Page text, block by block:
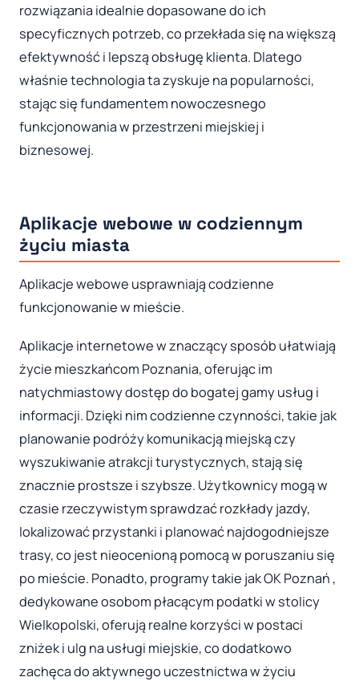
rozwiązania idealnie dopasowane do ich
specyficznych potrzeb, co przekłada się na większą
efektywność i lepszą obsługę klienta. Dlatego
właśnie technologia ta zyskuje na popularności,
stając się fundamentem nowoczesnego
funkcjonowania w przestrzeni miejskiej i
biznesowej.
Aplikacje webowe w codziennym
życiu miasta
Aplikacje webowe usprawniają codzienne
funkcjonowanie w mieście.
Aplikacje internetowe w znaczący sposób ułatwiają
życie mieszkańcom Poznania, oferując im
natychmiastowy dostęp do bogatej gamy usług i
informacji. Dzięki nim codzienne czynności, takie jak
planowanie podróży komunikacją miejską czy
wyszukiwanie atrakcji turystycznych, stają się
znacznie prostsze i szybsze. Użytkownicy mogą w
czasie rzeczywistym sprawdzać rozkłady jazdy,
lokalizować przystanki i planować najdogodniejsze
trasy, co jest nieocenioną pomocą w poruszaniu się
po mieście. Ponadto, programy takie jak OK Poznań ,
dedykowane osobom płacącym podatki w stolicy
Wielkopolski, oferują realne korzyści w postaci
zniżek i ulg na usługi miejskie, co dodatkowo
zachęca do aktywnego uczestnictwa w życiu